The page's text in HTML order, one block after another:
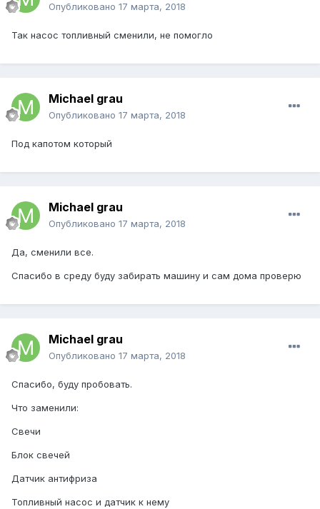
Опубликовано 17 марта, 2018
Так насос топливный сменили, не помогло
Michael grau
Опубликовано 17 марта, 2018
Под капотом который
Michael grau
Опубликовано 17 марта, 2018
Да, сменили все.
Спасибо в среду буду забирать машину и сам дома проверю
Michael grau
Опубликовано 17 марта, 2018
Спасибо, буду пробовать.
Что заменили:
Свечи
Блок свечей
Датчик антифриза
Топливный насос и датчик к нему